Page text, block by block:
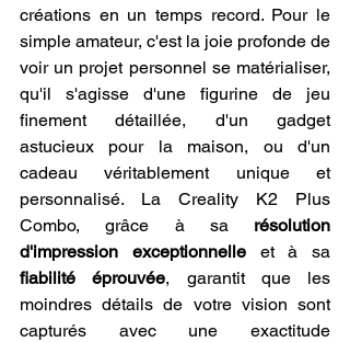
créations en un temps record. Pour le
simple amateur, c'est la joie profonde de
voir un projet personnel se matérialiser,
qu'il s'agisse d'une figurine de jeu
finement détaillée, d'un gadget
astucieux pour la maison, ou d'un
cadeau véritablement unique et
personnalisé. La Creality K2 Plus
Combo, grâce à sa résolution
d'impression exceptionnelle
fiabilité éprouvée, garantit que les
moindres détails de votre vision sont
capturés avec une exactitude